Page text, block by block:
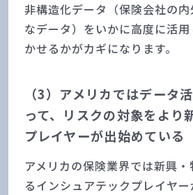
非構造化データ（保険会社の
なデータ）をいかに高度に活
かせるかがカギになります。
（3）アメリカではデータ
って、リスクの対象をより
プレイヤーが出始めている
アメリカの保険業界では新興
るインシュアテックプレイヤー